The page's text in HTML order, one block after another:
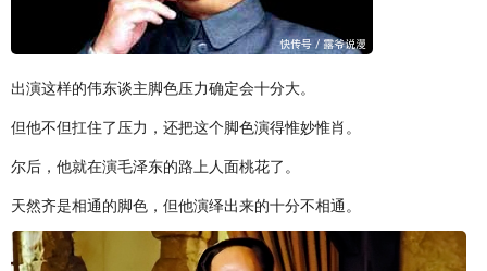
出演这样的伟东谈主脚色压力确定会十分大。
但他不但扛住了压力，还把这个脚色演得惟妙惟肖。
尔后，他就在演毛泽东的路上人面桃花了。
天然齐是相通的脚色，但他演绎出来的十分不相通。